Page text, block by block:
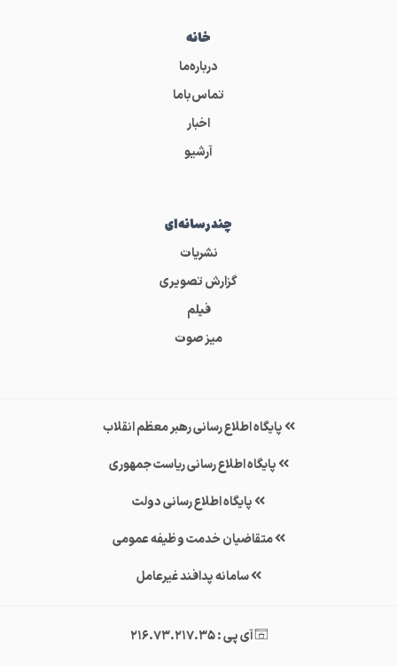
خانه
درباره‌ما
تماس‌باما
اخبار
آرشیو
چندرسانه‌ای
نشریات
گزارش تصویری
فیلم
میز صوت
پایگاه اطلاع رسانی رهبر معظم انقلاب
پایگاه اطلاع رسانی ریاست جمهوری
پایگاه اطلاع رسانی دولت
متقاضیان خدمت وظیفه عمومی
سامانه پدافند غیرعامل
آی پی : 216.73.217.35